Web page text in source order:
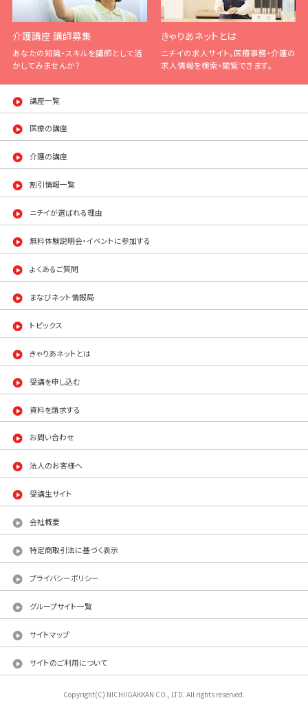
介護講座 講師募集
あなたの知識・スキルを講師として活
かしてみませんか？
きゃりあネットとは
ニチイの求人サイト。医療事務・介護の
求人情報を検索・閲覧できます。
講座一覧
医療の講座
介護の講座
割引情報一覧
ニチイが選ばれる理由
無料体験説明会・イベントに参加する
よくあるご質問
まなびネット情報局
トピックス
きゃりあネットとは
受講を申し込む
資料を請求する
お問い合わせ
法人のお客様へ
受講生サイト
会社概要
特定商取引法に基づく表示
プライバシーポリシー
グループサイト一覧
サイトマップ
サイトのご利用について
Copyright(C) NICHIIGAKKAN CO., LTD. All rights reserved.